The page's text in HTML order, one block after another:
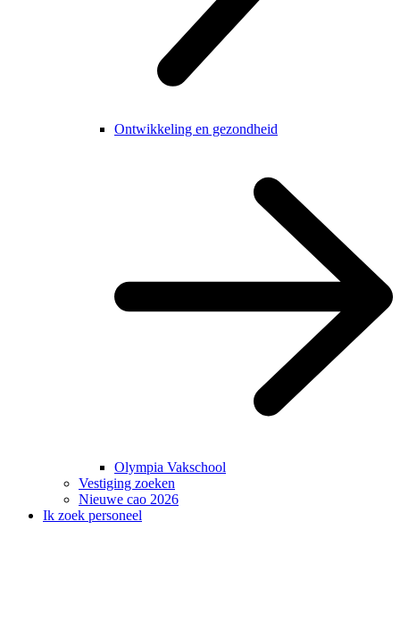
Ontwikkeling en gezondheid
Olympia Vakschool
Vestiging zoeken
Nieuwe cao 2026
Ik zoek personeel